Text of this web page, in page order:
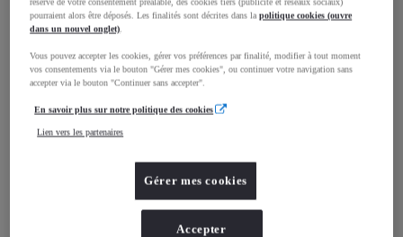
pourraient alors être déposés. Les finalités sont décrites dans lapolitique cookies (ouvre
dans un nouvel onglet).
Vous pouvez accepter les cookies, gérer vos préférences par finalité, modifier à tout moment
vos consentements via le bouton "Gérer mes cookies", ou continuer votre navigation sans
accepter via le bouton "Continuer sans accepter".
En savoir plus sur notre politique des cookies
Lien vers les partenaires
Gérer mes cookies
Accepter